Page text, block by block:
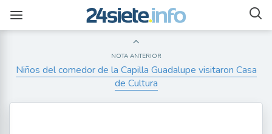
NOTA ANTERIOR
Niños del comedor de la Capilla Guadalupe visitaron Casa
de Cultura